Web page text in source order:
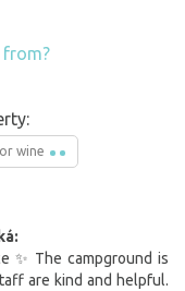
from?
wine
✨ The campground is
are kind and helpful.